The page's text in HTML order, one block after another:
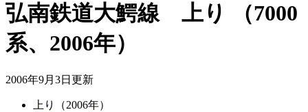
弘南鉄道大鰐線 上り
（7000
系、2006年）
2006年9月3日 更新
上り（2006年）